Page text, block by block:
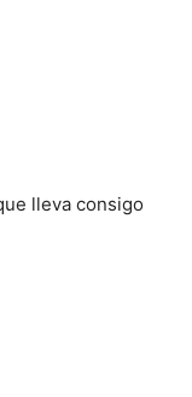
lleva consigo